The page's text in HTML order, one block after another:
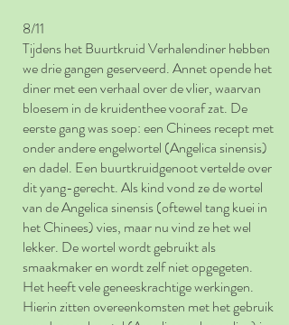
8/11
Tijdens het Buurtkruid Verhalendiner hebben
we drie gangen geserveerd. Annet opende het
diner met een verhaal over de vlier, waarvan
bloesem in de kruidenthee vooraf zat. De
eerste gang was soep: een Chinees recept met
onder andere engelwortel (Angelica sinensis)
en dadel. Een buurtkruidgenoot vertelde over
dit yang-gerecht. Als kind vond ze de wortel
van de Angelica sinensis (oftewel tang kuei in
het Chinees) vies, maar nu vind ze het wel
lekker. De wortel wordt gebruikt als
smaakmaker en wordt zelf niet opgegeten.
Het heeft vele geneeskrachtige werkingen.
Hierin zitten overeenkomsten met het gebruik